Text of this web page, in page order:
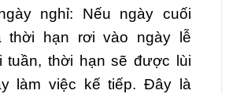
nghỉ: Nếu ngày cuối
thời hạn rơi vào ngày lễ
tuần, thời hạn sẽ được lùi
làm việc kế tiếp. Đây là